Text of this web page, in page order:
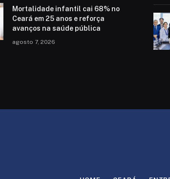
Mortalidade infantil cai 68% no
Ceará em 25 anos e reforça
avanços na saúde pública
agosto 7, 2026